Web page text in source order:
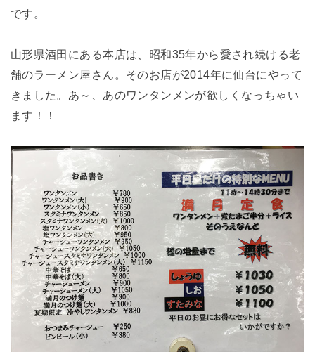
です。
山形県酒田にある本店は、昭和35年から愛され続ける老
舗のラーメン屋さん。そのお店が2014年に仙台にやって
きました。あ～、あのワンタンメンが欲しくなっちゃい
ます！！